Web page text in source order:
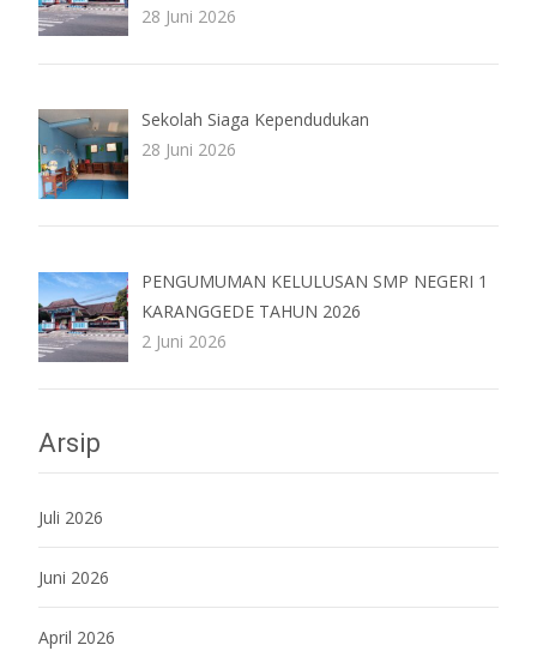
28 Juni 2026
Sekolah Siaga Kependudukan
28 Juni 2026
PENGUMUMAN KELULUSAN SMP NEGERI 1
KARANGGEDE TAHUN 2026
2 Juni 2026
Arsip
Juli 2026
Juni 2026
April 2026